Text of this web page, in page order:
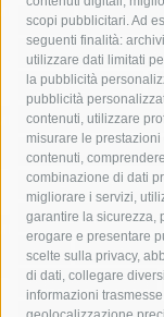
scopi pubblicitari. Ad
seguenti finalità:
utilizzare dati limitati
la pubblicità
pubblicità
contenuti, utilizzare
misurare le
contenuti,
combinazione di dati
migliorare i servizi,
garantire la sicurezza,
erogare e presentare
scelte sulla privacy,
di dati, collegare
informazioni
acqua allerta
area marina
Asl Napoli 3 sud
castellammare di
comune di sorrento
costiera amalfitana
fondazione
lavori
lorenzo
massimo coppola